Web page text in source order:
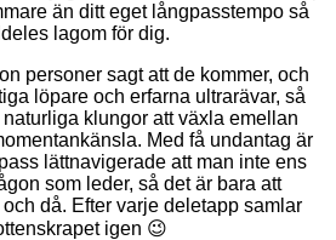
än ditt eget långpasstempo så
lagom för dig.
personer sagt att de kommer, och
löpare och erfarna ultrarävar, så
klungor att växla emellan
Med få undantag är
lättnavigerade att man inte ens
som leder, så det är bara att
då. Efter varje deletapp samlar
igen 😉